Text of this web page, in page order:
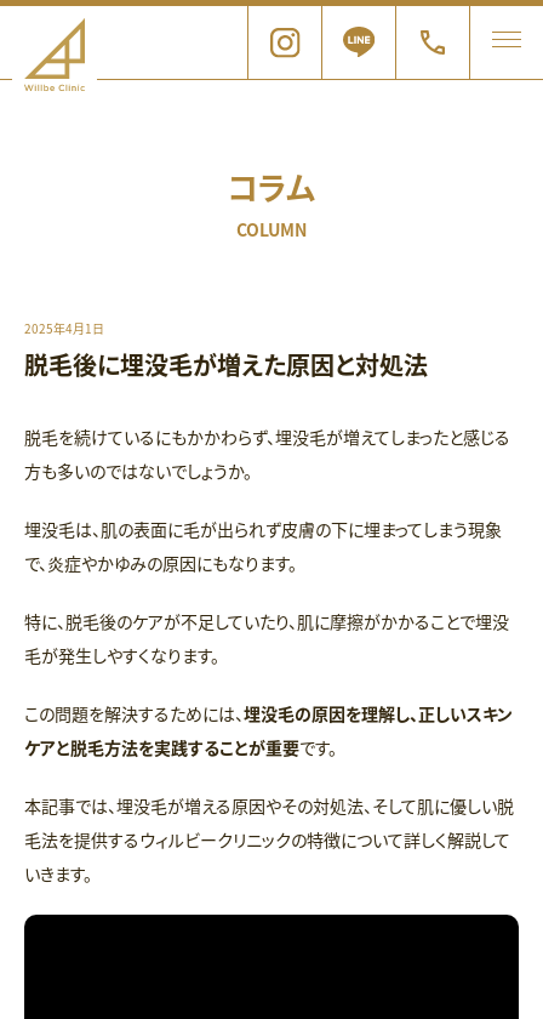
コラム
COLUMN
2025年4月1日
脱毛後に埋没毛が増えた原因と対処法
脱毛を続けているにもかかわらず、埋没毛が増えてしまったと感じる
方も多いのではないでしょうか。
埋没毛は、肌の表面に毛が出られず皮膚の下に埋まってしまう現象
で、炎症やかゆみの原因にもなります。
特に、脱毛後のケアが不足していたり、肌に摩擦がかかることで埋没
毛が発生しやすくなります。
この問題を解決するためには、埋没毛の原因を理解し、正しいスキン
ケアと脱毛方法を実践することが重要です。
本記事では、埋没毛が増える原因やその対処法、そして肌に優しい脱
毛法を提供するウィルビークリニックの特徴について詳しく解説して
いきます。